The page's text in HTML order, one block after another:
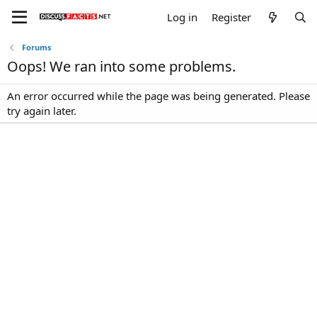
Log in Register
Forums
Oops! We ran into some problems.
An error occurred while the page was being generated. Please
try again later.